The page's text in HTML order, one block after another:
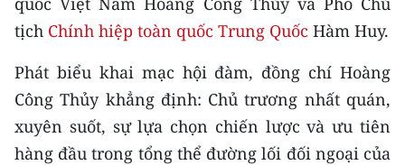
TRI THỨC CHUYÊN SÂU
54 DÂN TỘC VIỆT NAM
CHƯƠNG TRÌNH OCOP - MỖI XÃ
MỘT SẢN PHẨM
tịch Chính hiệp toàn quốc Trung Quốc Hàm Huy.
Phát biểu khai mạc hội đàm, đồng chí Hoàng
Công Thủy khẳng định: Chủ trương nhất quán,
xuyên suốt, sự lựa chọn chiến lược và ưu tiên
hàng đầu trong tổng thể đường lối đối ngoại của